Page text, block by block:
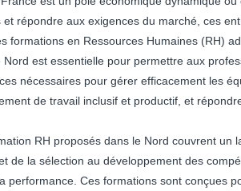
répondre aux exigences du marché, ces
formations en Ressources Humaines (RH)
est essentielle pour permettre aux
nécessaires pour gérer efficacement les
de travail inclusif et productif, et
RH proposés dans le Nord couvrent un
de la sélection au développement des
performance. Ces formations sont conçues